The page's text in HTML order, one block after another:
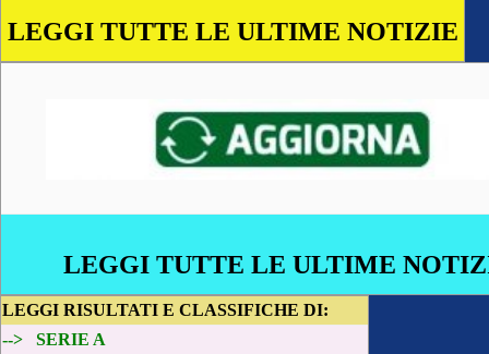
LEGGI TUTTE LE ULTIME NOTIZIE
LEGGI TUTTE LE ULTIME
LEGGI RISULTATI E CLASSIFICHE DI:
--> SERIE A